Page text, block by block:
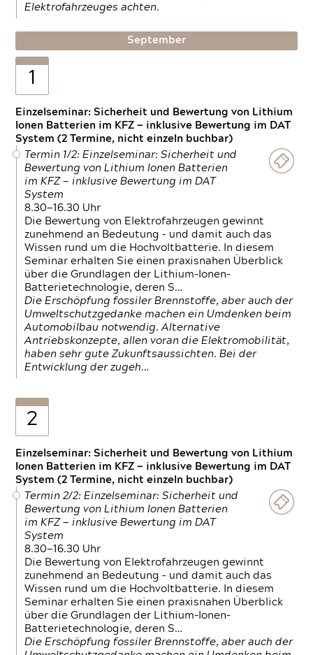
Elektrofahrzeuges achten.
September
1
Einzelseminar: Sicherheit und Bewertung von Lithium
Ionen Batterien im KFZ — inklusive Bewertung im DAT
System (2 Termine, nicht einzeln buchbar)
Termin 1/2: Einzelseminar: Sicherheit und
Bewertung von Lithium Ionen Batterien
im KFZ — inklusive Bewertung im DAT
System
8.30—16.30 Uhr
Die Bewertung von Elektrofahrzeugen gewinnt
zunehmend an Bedeutung – und damit auch das
Wissen rund um die Hochvoltbatterie. In diesem
Seminar erhalten Sie einen praxisnahen Überblick
über die Grundlagen der Lithium-Ionen-
Batterietechnologie, deren S…
Die Erschöpfung fossiler Brennstoffe, aber auch der
Umweltschutzgedanke machen ein Umdenken beim
Automobilbau notwendig. Alternative
Antriebskonzepte, allen voran die Elektromobilität,
haben sehr gute Zukunftsaussichten. Bei der
Entwicklung der zugeh…
2
Einzelseminar: Sicherheit und Bewertung von Lithium
Ionen Batterien im KFZ — inklusive Bewertung im DAT
System (2 Termine, nicht einzeln buchbar)
Termin 2/2: Einzelseminar: Sicherheit und
Bewertung von Lithium Ionen Batterien
im KFZ — inklusive Bewertung im DAT
System
8.30—16.30 Uhr
Die Bewertung von Elektrofahrzeugen gewinnt
zunehmend an Bedeutung – und damit auch das
Wissen rund um die Hochvoltbatterie. In diesem
Seminar erhalten Sie einen praxisnahen Überblick
über die Grundlagen der Lithium-Ionen-
Batterietechnologie, deren S…
Die Erschöpfung fossiler Brennstoffe, aber auch der